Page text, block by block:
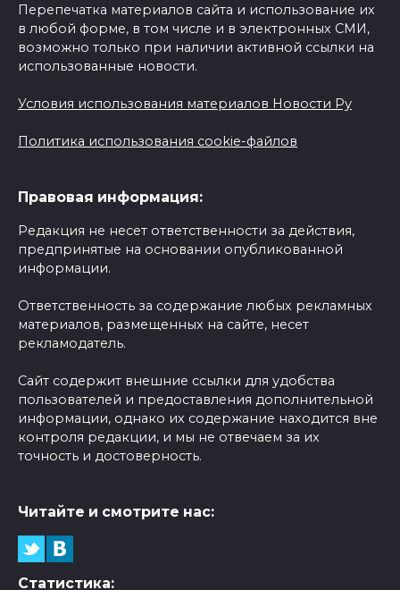
Перепечатка материалов сайта и использование их
в любой форме, в том числе и в электронных СМИ,
возможно только при наличии активной ссылки на
использованные новости.
Условия использования материалов Новости Ру
Политика использования cookie-файлов
Правовая информация:
Редакция не несет ответственности за действия,
предпринятые на основании опубликованной
информации.
Ответственность за содержание любых рекламных
материалов, размещенных на сайте, несет
рекламодатель.
Сайт содержит внешние ссылки для удобства
пользователей и предоставления дополнительной
информации, однако их содержание находится вне
контроля редакции, и мы не отвечаем за их
точность и достоверность.
Читайте и смотрите нас:
Статистика: